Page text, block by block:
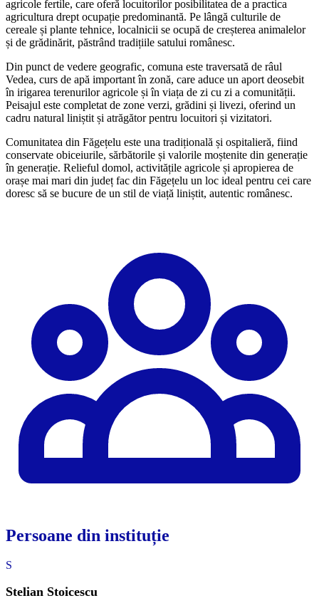
agricole fertile, care oferă locuitorilor posibilitatea de a practica
agricultura drept ocupație predominantă. Pe lângă culturile de
cereale și plante tehnice, localnicii se ocupă de creșterea animalelor
și de grădinărit, păstrând tradițiile satului românesc.
Din punct de vedere geografic, comuna este traversată de râul
Vedea, curs de apă important în zonă, care aduce un aport deosebit
în irigarea terenurilor agricole și în viața de zi cu zi a comunității.
Peisajul este completat de zone verzi, grădini și livezi, oferind un
cadru natural liniștit și atrăgător pentru locuitori și vizitatori.
Comunitatea din Făgețelu este una tradițională și ospitalieră, fiind
conservate obiceiurile, sărbătorile și valorile moștenite din generație
în generație. Relieful domol, activitățile agricole și apropierea de
orașe mai mari din județ fac din Făgețelu un loc ideal pentru cei care
doresc să se bucure de un stil de viață liniștit, autentic românesc.
Persoane din instituție
S
Stelian Stoicescu